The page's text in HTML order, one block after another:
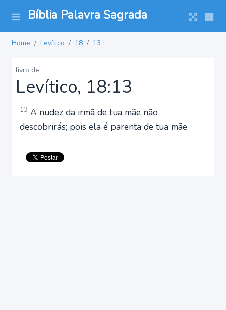
Bíblia Palavra Sagrada
Home Levítico 18 13
livro de
Levítico, 18:13
13 A nudez da irmã de tua mãe não
descobrirás; pois ela é parenta de tua mãe.